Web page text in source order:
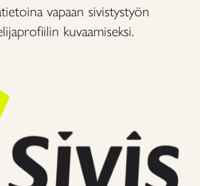
vapaan sivistystyön
kuvaamiseksi.